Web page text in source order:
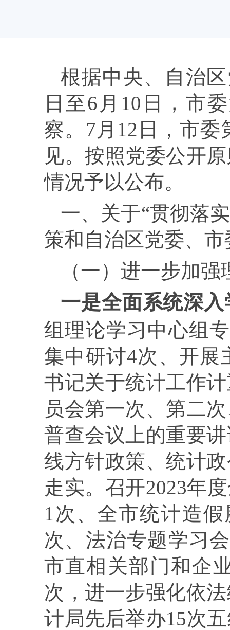
根据中央、自治
日至6 月 10 日，市
察。 7 月 12 日，市
见。按照党委公开
情况予以公布。
一、关于“贯彻落
策和自治区党委、
（一）进一步加
一是全面系统深入
组理论学习中心组
集中研讨4次、开展
书记关于统计工作
员会第一次、第二
普查会议上的重要
线方针政策、统计
走实。召开2023年
1次、全市统计造
次、 法治专题学习
市直相关部门和企
次 ，进一步强化依
计局先后举办15次